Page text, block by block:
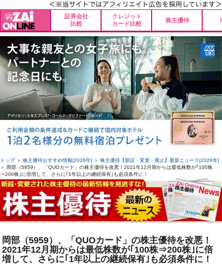
証券会社
比較
クレジット
カード比較
株主優待
トップ＞ 株主優待おすすめ情報[2026年] ＞ 株主優待【新設・変更・廃止】最新ニュース[2026年]
＞ 岡部（5959）、「QUOカード」の株主優待を改悪！2021年12月期からは最低株数が｢100株
⇒200株｣に倍増して、さらに｢1年以上の継続保有｣も必須条件に！
岡部（5959）、「QUOカード」の株主優待を改悪！
2021年12月期からは最低株数が｢100株⇒200株｣に倍
増して、さらに｢1年以上の継続保有｣も必須条件に！